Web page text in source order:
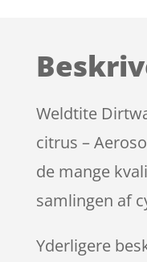
på
mmelser
Weldtite
citrus –
de mange
samlingen af
Yderligere